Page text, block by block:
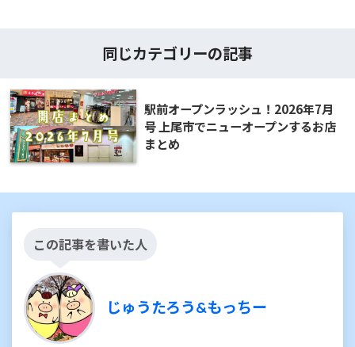
同じカテゴリーの記事
駅前オープンラッシュ！2026年7月
号 上尾市でニューオープンするお店
まとめ
この記事を書いた人
じゅうたろう&もっちー